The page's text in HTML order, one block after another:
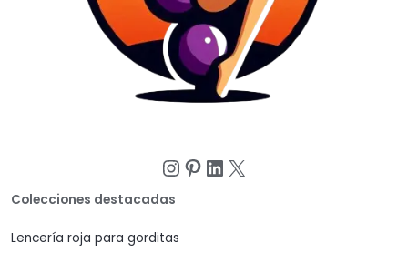
Instagram
Pinterest
LinkedIn
X
Colecciones destacadas
Lencería roja para gorditas